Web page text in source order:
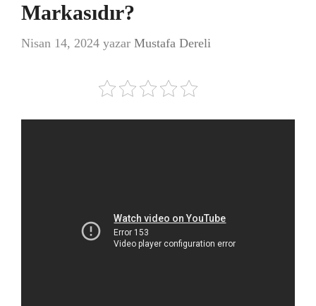
Markasıdır?
Nisan 14, 2024 yazar Mustafa Dereli